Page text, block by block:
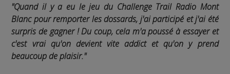
"Quand il y a eu le jeu du Challenge Trail Radio Mont
Blanc pour remporter les dossards, j'ai participé et j'ai été
surpris de gagner ! Du coup, cela m'a poussé à essayer et
c'est vrai qu'on devient vite addict et qu'on y prend
beaucoup de plaisir."